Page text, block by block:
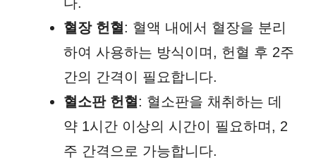
다.
혈장 헌혈: 혈액 내에서 혈장을 분리
하여 사용하는 방식이며, 헌혈 후 2주
간의 간격이 필요합니다.
혈소판 헌혈: 혈소판을 채취하는 데
약 1시간 이상의 시간이 필요하며, 2
주 간격으로 가능합니다.